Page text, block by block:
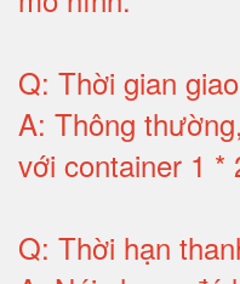
Q: Thời gian
A: Thông
với container 1 *
Q: Thời hạn